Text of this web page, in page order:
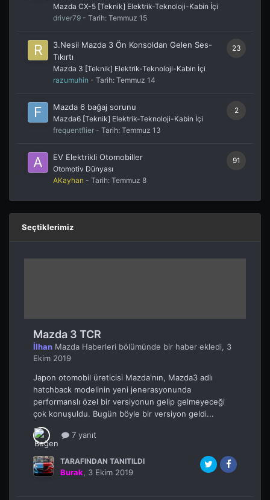
Mazda CX-5 [Teknik] Elektrik-Teknoloji-Kabin İçi
driver79 - Tarih: Temmuz 15
23
3.Nesil Mazda 3 Ön Konsoldan Gelen Ses-
Tıkırtı
Mazda 3 [Teknik] Elektrik-Teknoloji-Kabin İçi
razumuhin - Tarih: Temmuz 14
2
Mazda 6 bağaj sorunu
Mazda6 [Teknik] Elektrik-Teknoloji-Kabin İçi
frequentflier - Tarih: Temmuz 13
91
EV Elektrikli Otomobiller
Otomotiv Dünyası
AKayhan - Tarih: Temmuz 8
Seçtiklerimiz
Mazda 3 TCR
İlhan Mazda Haberleri bölümünde bir haber ekledi, 3
Ekim 2019
Japon otomobil üreticisi Mazda'nın, Mazda3 adlı
hatchback modelinin yeni jenerasyonunda
performanslı özel bir versiyonun gelip gelmeyeceği
çok konuşuldu. Bugün böyle bir versiyon geldi...
7 yanıt
TARAFINDAN TANITILDI
Burak, 3 Ekim 2019